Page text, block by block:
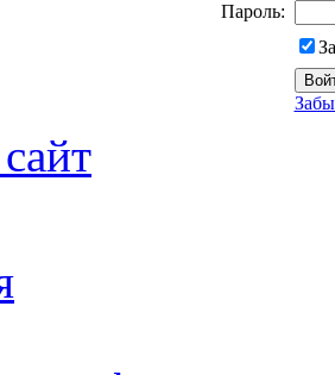
Пароль: